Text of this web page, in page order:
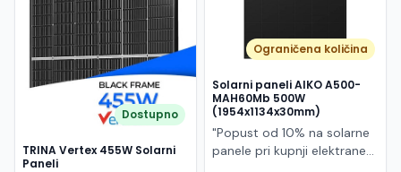
Dostupno
TRINA Vertex 455W Solarni
Paneli
Ograničena količina
Solarni paneli AIKO A500-
MAH60Mb 500W
(1954x1134x30mm)
"Popust od 10% na solarne
panele pri kupnji elektrane